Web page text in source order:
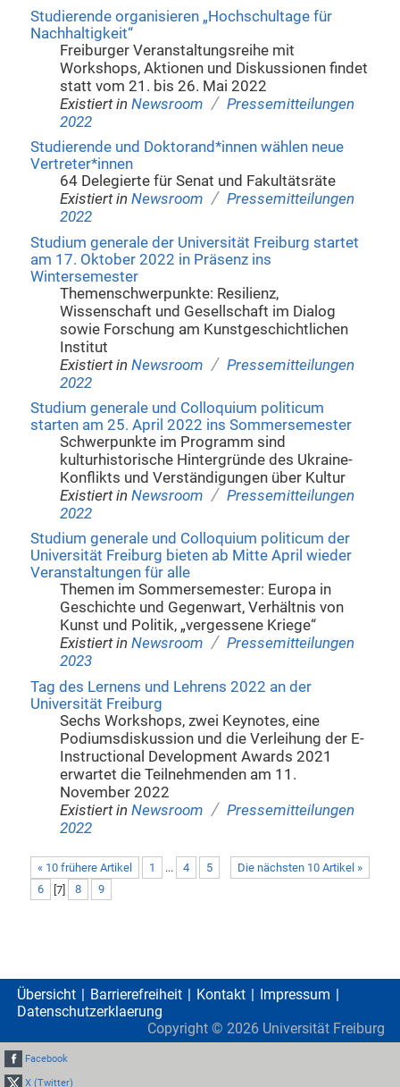
Studierende organisieren „Hochschultage für
Nachhaltigkeit“
Freiburger Veranstaltungsreihe mit
Workshops, Aktionen und Diskussionen findet
statt vom 21. bis 26. Mai 2022
Existiert in Newsroom / Pressemitteilungen
2022
Studierende und Doktorand*innen wählen neue
Vertreter*innen
64 Delegierte für Senat und Fakultätsräte
Existiert in Newsroom / Pressemitteilungen
2022
Studium generale der Universität Freiburg startet
am 17. Oktober 2022 in Präsenz ins
Wintersemester
Themenschwerpunkte: Resilienz,
Wissenschaft und Gesellschaft im Dialog
sowie Forschung am Kunstgeschichtlichen
Institut
Existiert in Newsroom / Pressemitteilungen
2022
Studium generale und Colloquium politicum
starten am 25. April 2022 ins Sommersemester
Schwerpunkte im Programm sind
kulturhistorische Hintergründe des Ukraine-
Konflikts und Verständigungen über Kultur
Existiert in Newsroom / Pressemitteilungen
2022
Studium generale und Colloquium politicum der
Universität Freiburg bieten ab Mitte April wieder
Veranstaltungen für alle
Themen im Sommersemester: Europa in
Geschichte und Gegenwart, Verhältnis von
Kunst und Politik, „vergessene Kriege“
Existiert in Newsroom / Pressemitteilungen
2023
Tag des Lernens und Lehrens 2022 an der
Universität Freiburg
Sechs Workshops, zwei Keynotes, eine
Podiumsdiskussion und die Verleihung der E-
Instructional Development Awards 2021
erwartet die Teilnehmenden am 11.
November 2022
Existiert in Newsroom / Pressemitteilungen
2022
« 10 frühere Artikel Die nächsten 10 Artikel »
1 ... 4
5
6
[7] 8 9
Übersicht Barrierefreiheit Kontakt
Impressum
Datenschutzerklaerung
Copyright © 2026 Universität Freiburg
Facebook
X (Twitter)